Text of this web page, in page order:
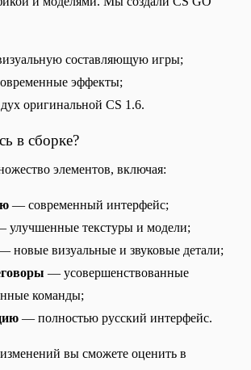
составляющую игры;
эффекты;
оригинальной CS 1.6.
в сборке?
элементов, включая:
— современный интерфейс;
улучшенные текстуры и модели;
новые визуальные и звуковые детали;
— усовершенствованные
команды;
— полностью русский интерфейс.
вы сможете оценить в